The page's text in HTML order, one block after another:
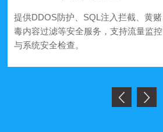
提供DDOS防护、SQL注入拦截、黄赌
毒内容过滤等安全服务，支持流量监控
与系统安全检查。